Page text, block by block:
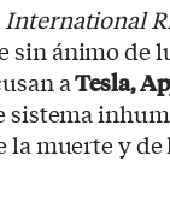
International
sin ánimo de
aTesla,
sistema
muerte y de